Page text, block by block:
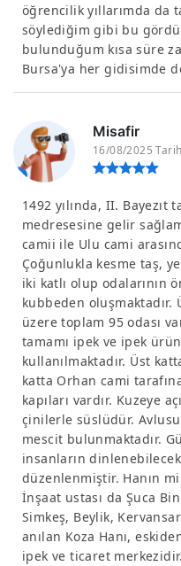
öğrencilik yıllarımda da
söylediğim gibi bu
bulunduğum kısa süre
Bursa'ya her gidisimde
Misafir
16/08/2025
1492 yılında, II.
medresesine gelir
camii ile Ulu cami
Çoğunlukla kesme taş,
iki katlı olup odalarının
kubbeden
üzere toplam 95 odası
tamamı ipek ve ipek
kullanılmaktadır. Üst
katta Orhan cami
kapıları vardır. Kuzeye
çinilerle süslüdür.
mescit bulunmaktadır.
insanların
düzenlenmiştir. Hanın
İnşaat ustası da Şuca Bin
Simkeş, Beylik,
anılan Koza Hanı,
ipek ve ticaret